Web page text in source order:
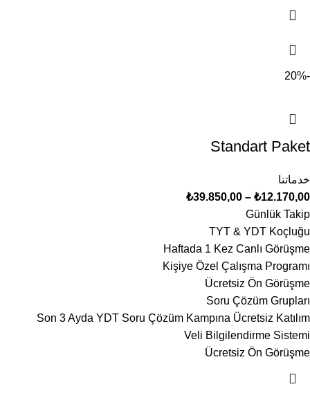
-20%
Standart Paket
خدماتنا
₺12.170,00
–
₺39.850,00
Günlük Takip
TYT & YDT Koçluğu
Haftada 1 Kez Canlı Görüşme
Kişiye Özel Çalışma Programı
Ücretsiz Ön Görüşme
Soru Çözüm Grupları
Son 3 Ayda YDT Soru Çözüm Kampına Ücretsiz Katılım
Veli Bilgilendirme Sistemi
Ücretsiz Ön Görüşme